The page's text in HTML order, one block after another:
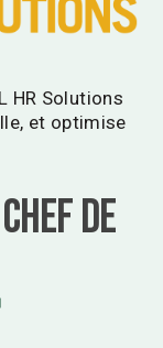
HR Solutions
et optimise
de